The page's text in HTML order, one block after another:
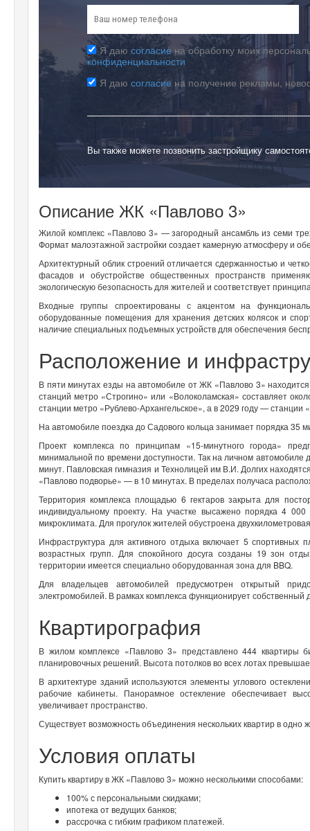
Я даю согласие на обработку моих
конфиденциальности
Я даю согласие на получение рекламы,
Вы также можете позвонить застройщику
Описание ЖК «Павлово 3»
Жилой комплекс «Павлово 3» — загородный ансамбль из семи
Формат малоэтажной застройки создает камерную атмосферу и
Архитектурный облик строений отличается сдержанностью и
фасадов и обустройстве общественных пространств
экологическую безопасность для жителей и соответствует
Входные группы спроектированы с акцентом на
оборудованные помещения для хранения детских колясок и
наличие специальных подъемных устройств для обеспечения
Расположение и
В пяти минутах езды на автомобиле от ЖК «Павлово 3»
станций метро «Строгино» или «Волоколамская» составляет
станции метро «Рублево-Архангельское», а в 2029 году — станции
На автомобиле поездка до Садового кольца занимает порядка
Проект комплекса по принципам «15-минутного города»
минимальной по времени доступности. Так на личном автомобиле
минут. Павловская гимназия и Технолицей им В.И. Долгих
«Павлово подворье» — в 10 минутах. В пределах получаса
Территория комплекса площадью 6 гектаров закрыта для
индивидуальному проекту. На участке высажено порядка 4
микроклимата. Для прогулок жителей обустроена
Инфраструктура для активного отдыха включает 5
возрастных групп. Для спокойного досуга созданы 19 зон
территории имеется специально оборудованная зона для BBQ.
Для владельцев автомобилей предусмотрен открытый
электромобилей. В рамках комплекса функционирует собственный
Квартирография
В жилом комплексе «Павлово 3» представлено 444 квартиры
планировочных решений. Высота потолков во всех лотах
В архитектуре зданий используются элементы углового
рабочие кабинеты. Панорамное остекление обеспечивает
увеличивает пространство.
Существует возможность объединения нескольких квартир в
Условия оплаты
Купить квартиру в ЖК «Павлово 3» можно несколькими способами:
100% с персональными скидками;
ипотека от ведущих банков;
рассрочка с гибким графиком платежей.